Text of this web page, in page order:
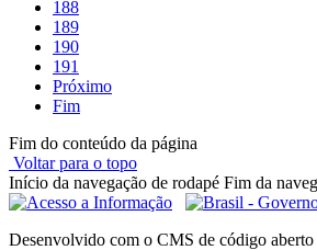
188
189
190
191
Próximo
Fim
Fim do conteúdo da página
Voltar para o topo
Início da navegação de rodapé Fim da
Desenvolvido com o CMS de código aberto